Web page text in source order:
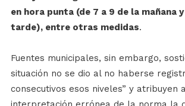
en hora punta (de 7 a 9 de la mañana
tarde), entre otras medidas.
Fuentes municipales, sin embargo,
situación no se dio al no haberse
consecutivos esos niveles” y atribuyen